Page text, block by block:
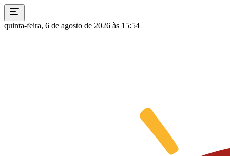
quinta-feira, 6 de agosto de 2026 às 15:54